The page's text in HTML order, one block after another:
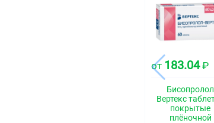
Бета1-
C07AB07
от 183.04₽
Бисопролол
Вертекс
покрытые
плёночной